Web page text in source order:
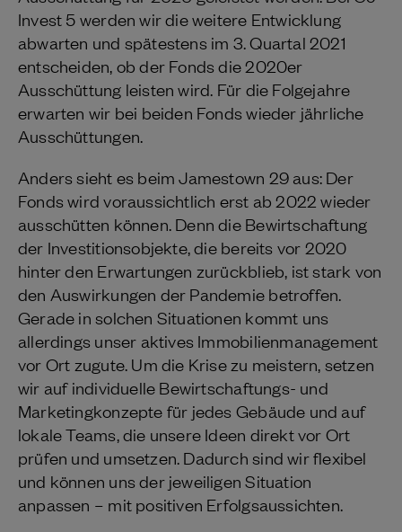
Invest 5 werden wir die weitere Entwicklung
abwarten und spätestens im 3. Quartal 2021
entscheiden, ob der Fonds die 2020er
Ausschüttung leisten wird. Für die Folgejahre
erwarten wir bei beiden Fonds wieder jährliche
Ausschüttungen.
Anders sieht es beim Jamestown 29 aus: Der
Fonds wird voraussichtlich erst ab 2022 wieder
ausschütten können. Denn die Bewirtschaftung
der Investitionsobjekte, die bereits vor 2020
hinter den Erwartungen zurückblieb, ist stark von
den Auswirkungen der Pandemie betroffen.
Gerade in solchen Situationen kommt uns
allerdings unser aktives Immobilienmanagement
vor Ort zugute. Um die Krise zu meistern, setzen
wir auf individuelle Bewirtschaftungs- und
Marketingkonzepte für jedes Gebäude und auf
lokale Teams, die unsere Ideen direkt vor Ort
prüfen und umsetzen. Dadurch sind wir flexibel
und können uns der jeweiligen Situation
anpassen – mit positiven Erfolgsaussichten.